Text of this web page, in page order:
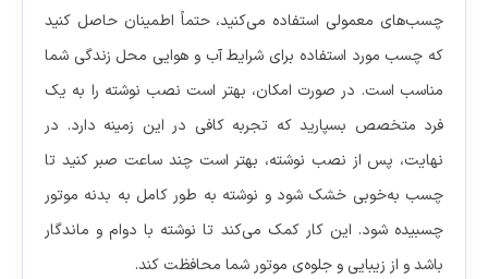
چسب‌های معمولی استفاده می‌کنید، حتماً اطمینان حاصل کنید
که چسب مورد استفاده برای شرایط آب و هوایی محل زندگی شما
مناسب است. در صورت امکان، بهتر است نصب نوشته را به یک
فرد متخصص بسپارید که تجربه کافی در این زمینه دارد. در
نهایت، پس از نصب نوشته، بهتر است چند ساعت صبر کنید تا
چسب به‌خوبی خشک شود و نوشته به طور کامل به بدنه موتور
چسبیده شود. این کار کمک می‌کند تا نوشته با دوام و ماندگار
باشد و از زیبایی و جلوه‌ی موتور شما محافظت کند.